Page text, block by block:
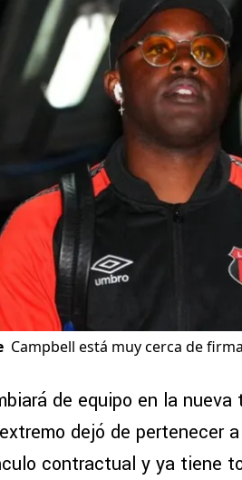
Campbell está muy cerca de
de equipo en la nueva
dejó de pertenecer
contractual y ya tiene